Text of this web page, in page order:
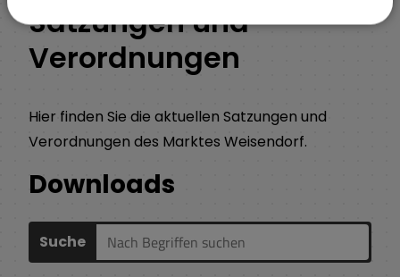
Satzungen und
Verordnungen
Hier finden Sie die aktuellen Satzungen und
Verordnungen des Marktes Weisendorf.
Downloads
Suche